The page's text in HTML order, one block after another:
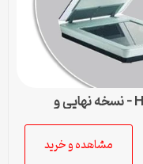
دانلود درایور اسکنر HP Scanjet 3800 – نسخه نهایی و
مشاهده و خرید